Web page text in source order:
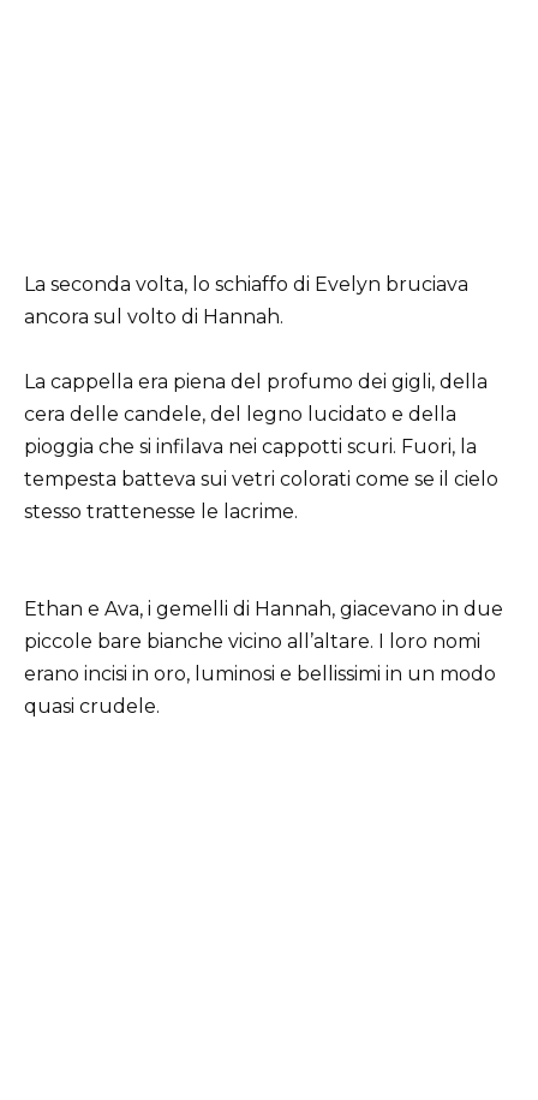
La seconda volta, lo schiaffo di Evelyn bruciava
ancora sul volto di Hannah.
La cappella era piena del profumo dei gigli, della
cera delle candele, del legno lucidato e della
pioggia che si infilava nei cappotti scuri. Fuori, la
tempesta batteva sui vetri colorati come se il cielo
stesso trattenesse le lacrime.
Ethan e Ava, i gemelli di Hannah, giacevano in due
piccole bare bianche vicino all’altare. I loro nomi
erano incisi in oro, luminosi e bellissimi in un modo
quasi crudele.